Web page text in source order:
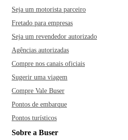
Seja um motorista parceiro
Fretado para empresas
Seja um revendedor autorizado
Agências autorizadas
Compre nos canais oficiais
Sugerir uma viagem
Compre Vale Buser
Pontos de embarque
Pontos turísticos
Sobre a Buser